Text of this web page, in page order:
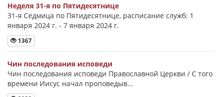
Неделя 31-я по Пятидесятнице
31-я Седмица по Пятидесятнице, расписание служб: 1
января 2024 г. - 7 января 2024 г.
1367
Чин последования исповеди
Чин последования исповеди Православной Церкви / С того
времени Иисус начал проповедыв...